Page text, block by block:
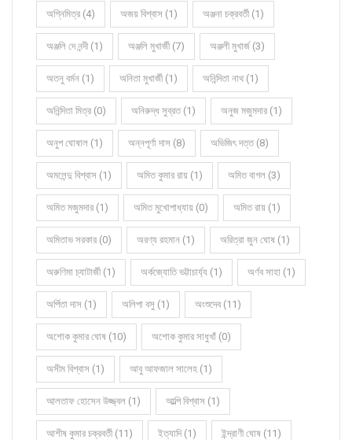
অগ্নিমিত্র (4) অজয় বিশ্বাস (1) অঞ্জনা চক্রবর্তী (1)
অঞ্জলি দে নন্দী (1) অঞ্জলি মুখার্জী (7) অঞ্জলী মুখার্জ (3)
অতনু বর্মন (1) অনিতা মুখার্জী (1) অনিন্দিতা নাথ (1)
অনিন্দিতা মিত্র (0) অনিরুদ্ধ সুব্রত (1) অনুজ মজুমদার (1)
অনুপ ঘোষাল (1) অন্নপূর্ণা দাস (8) অভিজিৎ দত্ত (8)
অমলেন্দু বিশ্বাস (1) অমিত কুমার রায় (1) অমিত বাগল (3)
অমিত মজুমদার (1) অমিত মুখোপাধ্যায় (0) অমিত রায় (1)
অমিতাভ সরকার (0) অরণ্য রহমান (1) অরিত্রা জুন ঘোষ (1)
অরুণিমা চ্যাটার্জী (1) অর্কজ্যোতি ভট্টাচার্য্য (1) অর্ণব সাহা (1)
অর্পিতা দাস (1) অলিপা বসু (1) অংশুদেব (11)
অশোক কুমার ঘোষ (10) অশোক কুমার সাধুখাঁ (0)
অসীম বিশ্বাস (1) আবু আফজাল সালেহ (1)
আলতাফ হোসেন উজ্জ্বল (1) আল্পি বিশ্বাস (1)
আশীষ কুমার চক্রবর্তী (11) ইত্যাদি (1) ইন্দ্রাণী ঘোষ (11)